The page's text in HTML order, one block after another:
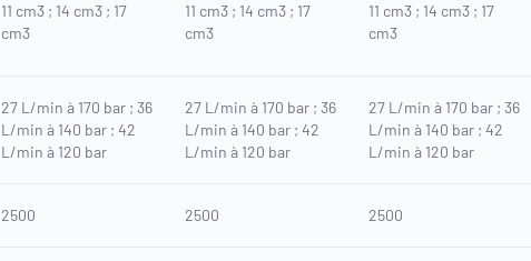
11 cm3 ; 14 cm3 ; 17
cm3
11 cm3 ; 14 cm3 ; 17
cm3
11 cm3 ; 14 cm3 ; 17
cm3
27 L/min à 170 bar ; 36
L/min à 140 bar ; 42
L/min à 120 bar
27 L/min à 170 bar ; 36
L/min à 140 bar ; 42
L/min à 120 bar
27 L/min à 170 bar ; 36
L/min à 140 bar ; 42
L/min à 120 bar
2500 2500 2500